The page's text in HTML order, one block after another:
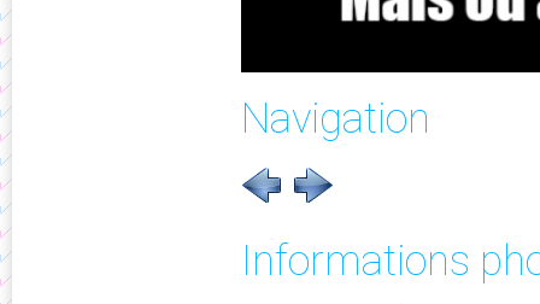
Navigation
Informations